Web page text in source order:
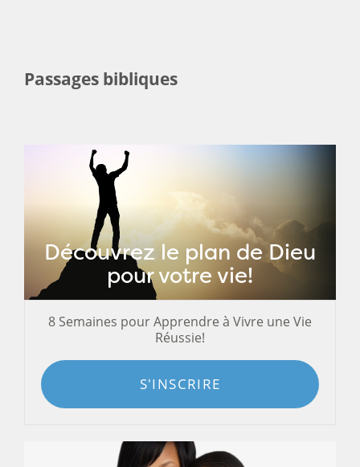
Passages bibliques
Découvrez le plan de Dieu
pour votre vie!
8 Semaines pour Apprendre à Vivre une Vie
Réussie!
S'INSCRIRE